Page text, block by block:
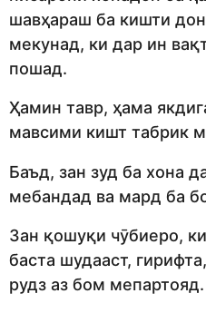
шавҳараш ба кишти
мекунад, ки дар ин
пошад.
Ҳамин тавр, ҳама
мавсими кишт табрик
Баъд, зан зуд ба хона
мебандад ва мард ба
Зан қошуқи чӯбиеро,
баста шудааст,
рудз аз бом мепартояд.